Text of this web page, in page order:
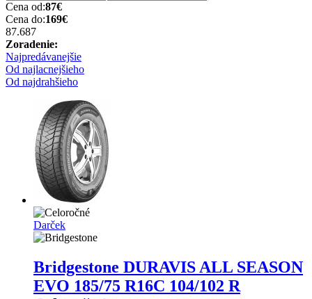
Cena od:87€
Cena do:169€
87.687
Zoradenie:
Najpredávanejšie
Od najlacnejšieho
Od najdrahšieho
Darček
Bridgestone DURAVIS ALL SEASON
EVO 185/75 R16C 104/102 R